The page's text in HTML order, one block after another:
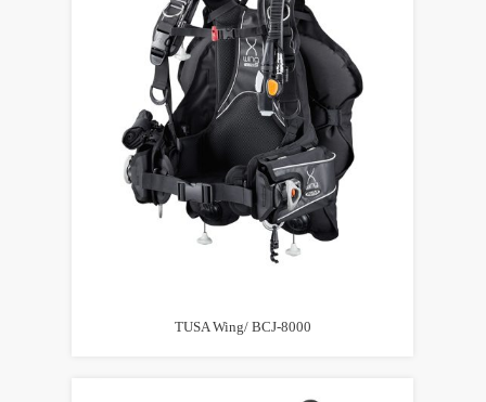
TUSA Wing/ BCJ-8000